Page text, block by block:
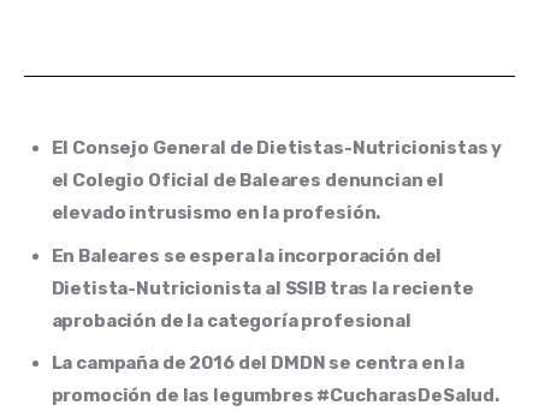
El Consejo General de Dietistas-Nutricionistas y
el Colegio Oficial de Baleares denuncian el
elevado intrusismo en la profesión.
En Baleares se espera la incorporación del
Dietista-Nutricionista al SSIB tras la reciente
aprobación de la categoría profesional
La campaña de 2016 del DMDN se centra en la
promoción de las legumbres #CucharasDeSalud.